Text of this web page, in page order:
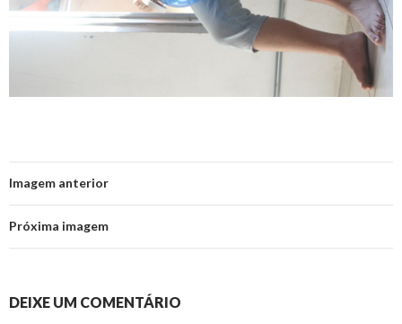
Imagem anterior
Próxima imagem
DEIXE UM COMENTÁRIO